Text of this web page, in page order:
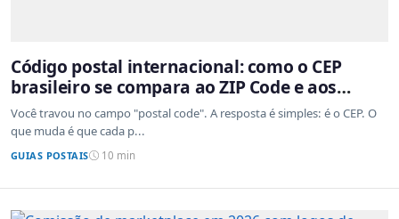
Código postal internacional: como o CEP
brasileiro se compara ao ZIP Code e aos
sistemas de outros países
Você travou no campo "postal code". A resposta é simples: é o CEP. O
que muda é que cada p...
GUIAS POSTAIS 10 min